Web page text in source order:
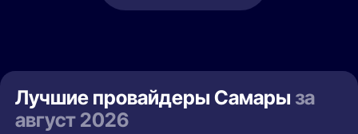
Лучшие провайдеры Самары за
август 2026